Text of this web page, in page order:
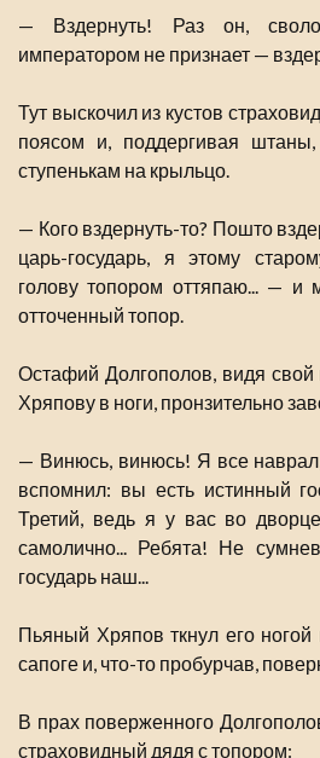
— Вздернуть! Раз он,
императором не признает —
Тут выскочил из кустов
поясом и, поддергивая
ступенькам на крыльцо.
— Кого вздернуть-то? Пошто
царь-государь, я этому
голову топором оттяпаю... — и
отточенный топор.
Остафий Долгополов, видя свой
Хряпову в ноги, пронзительно
— Винюсь, винюсь! Я все
вспомнил: вы есть истинный
Третий, ведь я у вас во
самолично... Ребята! Не
государь наш...
Пьяный Хряпов ткнул его
сапоге и, что-то пробурчав,
В прах поверженного
страховидный дядя с топором: